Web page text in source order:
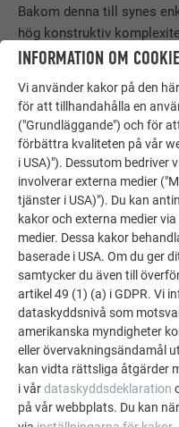
Bakom denna till synes
hög konstruktiv
uttryck är färgstabilitet en
arkitekterna tidigt en
vitt. Den smarta
elegans.
INFORMATION OM
Vi använder kakor på den
för att tillhandahålla en
("Grundläggande") och för
förbättra kvaliteten på vår
i USA)"). Dessutom
involverar externa medier
tjänster i USA)"). Du kan
kakor och externa medier
medier. Dessa kakor
baserade i USA. Om du ger
samtycker du även till
artikel 49 (1) (a) i GDPR. Vi
dataskyddsnivå som
amerikanska myndigheter
eller övervakningsändamål
kan vidta rättsliga åtgärder
i vårdataskyddsdeklaration
på vår webbplats. Du kan